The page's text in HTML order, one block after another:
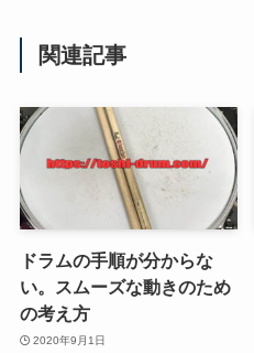
関連記事
ドラムの手順が分からな
い。スムーズな動きのため
の考え方
2020年9月1日